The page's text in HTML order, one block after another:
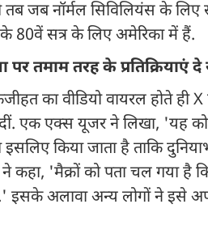
जब नॉर्मल सिविलियंस के
के 80वें सत्र के लिए अमेरिका में हैं.
पर तमाम तरह के प्रतिक्रियाएं
का वीडियो वायरल होते
दीं. एक एक्‍स यूजर ने लिखा, 'यह
इसलिए किया जाता है ताकि
'मैक्रों को पता चल गया है
इसके अलावा अन्य लोगों ने इसे